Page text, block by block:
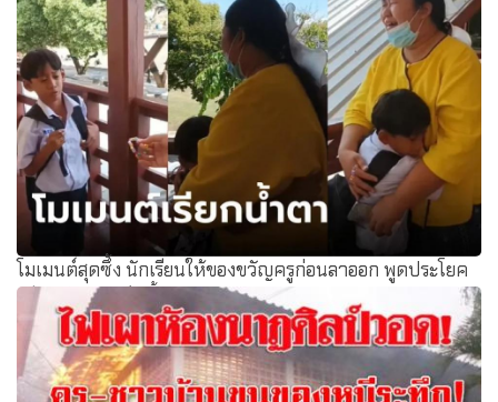
โมเมนต์สุดซึ้ง นักเรียนให้ของขวัญครูก่อนลาออก พูดประโยค
เดียว ทำชาวเน็ตน้ำตาร่วง